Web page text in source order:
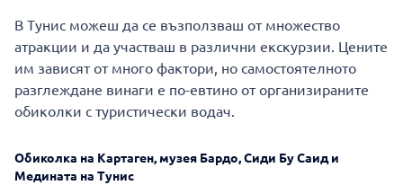
В Тунис можеш да се възползваш от множество
атракции и да участваш в различни екскурзии. Цените
им зависят от много фактори, но самостоятелното
разглеждане винаги е по-евтино от организираните
обиколки с туристически водач.
Обиколка на Картаген, музея Бардо, Сиди Бу Саид и
Медината на Тунис